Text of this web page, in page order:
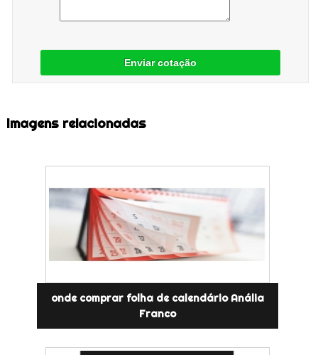
Enviar cotação
Imagens relacionadas
onde comprar folha de calendário Anália
Franco